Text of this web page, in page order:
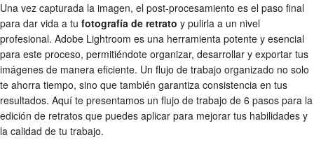
Una vez capturada la imagen, el post-procesamiento es el paso final
para dar vida a tu fotografía de retrato y pulirla a un nivel
profesional. Adobe Lightroom es una herramienta potente y esencial
para este proceso, permitiéndote organizar, desarrollar y exportar tus
imágenes de manera eficiente. Un flujo de trabajo organizado no solo
te ahorra tiempo, sino que también garantiza consistencia en tus
resultados. Aquí te presentamos un flujo de trabajo de 6 pasos para la
edición de retratos que puedes aplicar para mejorar tus habilidades y
la calidad de tu trabajo.